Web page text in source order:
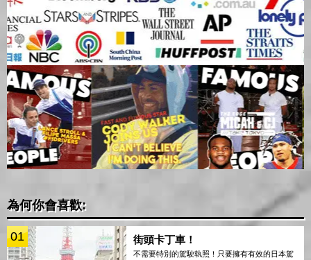
為何你會喜歡:
01 街頭卡丁車！
不需要特別的駕駛執照！只要擁有有效的日本駕